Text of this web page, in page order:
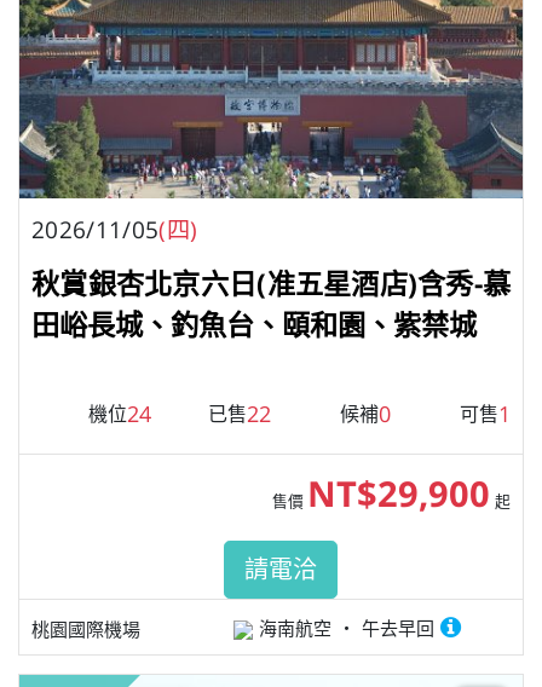
2026/11/05(四)
秋賞銀杏北京六日(准五星酒店)含秀-慕
田峪長城、釣魚台、頤和園、紫禁城
機位24 已售22 候補0 可售1
桃園國際機場 海南航空 午去早回
售價 NT$29,900 起
請電洽